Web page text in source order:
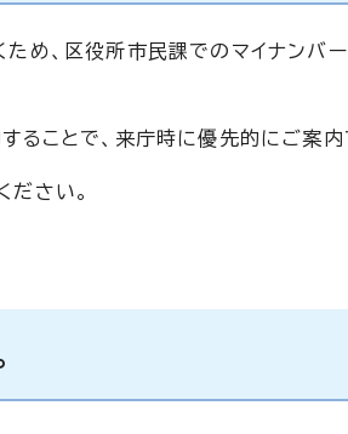
め、区役所市民課でのマイナンバ
ることで、来庁時に優先的にご案内
さい。